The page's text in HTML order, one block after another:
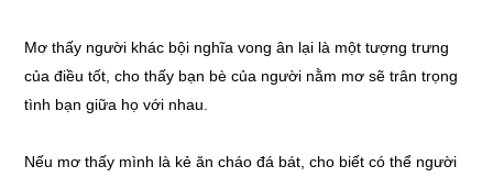
Mơ thấy người khác bội nghĩa vong ân lại là một tượng trưng
của điều tốt, cho thấy bạn bè của người nằm mơ sẽ trân trọng
tình bạn giữa họ với nhau.
Nếu mơ thấy mình là kẻ ăn cháo đá bát, cho biết có thể người